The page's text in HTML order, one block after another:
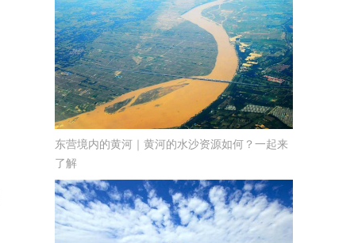
东营境内的黄河｜黄河的水沙资源如何？一起来
了解